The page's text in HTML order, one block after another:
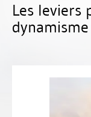
Les leviers